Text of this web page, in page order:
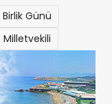
Günü
Milletvekili